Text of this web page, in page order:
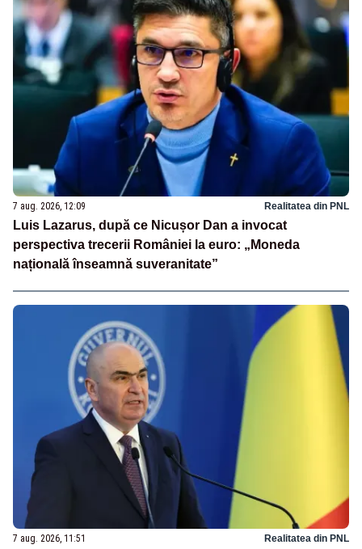
7 aug. 2026, 12:09 Realitatea din PNL
Luis Lazarus, după ce Nicușor Dan a invocat
perspectiva trecerii României la euro: „Moneda
națională înseamnă suveranitate”
7 aug. 2026, 11:51 Realitatea din PNL